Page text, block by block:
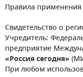
Правила
Свидетельство о
Учредитель:
предприятие
«Россия сегодня»
При любом